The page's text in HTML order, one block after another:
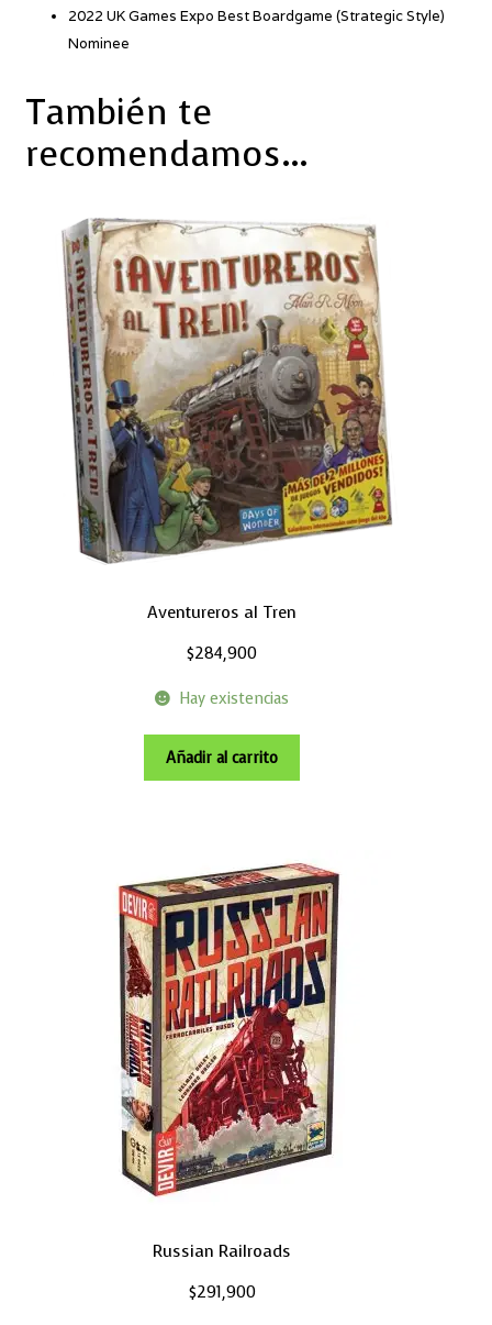
2022 UK Games Expo Best Boardgame (Strategic Style)
Nominee
También te
recomendamos…
Aventureros al Tren
$284,900
Hay existencias
Añadir al carrito
Russian Railroads
$291,900